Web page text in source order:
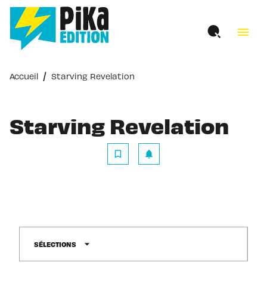
MENU RECHERCHE
PIED DE PAGE
menu
Accueil / Starving Revelation
Starving Revelation
bookmark_border notifications
SÉLECTIONS arrow_drop_down